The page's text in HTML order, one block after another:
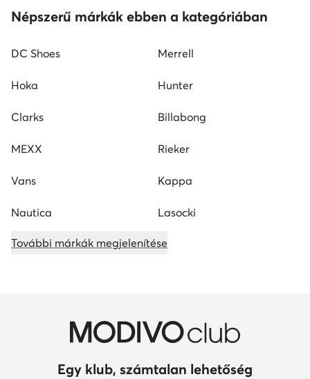
Népszerű márkák ebben a kategóriában
DC Shoes Merrell
Hoka Hunter
Clarks Billabong
MEXX Rieker
Vans Kappa
Nautica Lasocki
További márkák megjelenítése
Egy klub, számtalan lehetőség